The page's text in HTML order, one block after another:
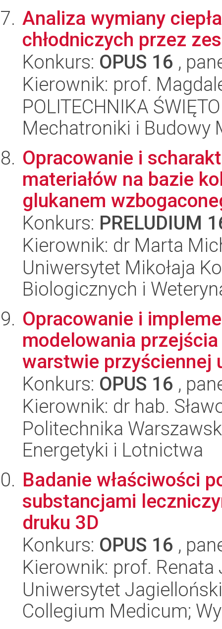
Analiza wymiany
chłodniczych przez
Konkurs: OPUS 16 ,
Kierownik: prof.
POLITECHNIKA
Mechatroniki i Budowy
Opracowanie i
materiałów na bazie
glukanem
Konkurs: PRELUDIUM
Kierownik: dr Marta
Uniwersytet Mikołaja
Biologicznych i
Opracowanie i
modelowania
warstwie przyściennej
Konkurs: OPUS 16 ,
Kierownik: dr hab.
Politechnika
Energetyki i Lotnictwa
Badanie właściwości
substancjami
druku 3D
Konkurs: OPUS 16 ,
Kierownik: prof.
Uniwersytet
Collegium Medicum;